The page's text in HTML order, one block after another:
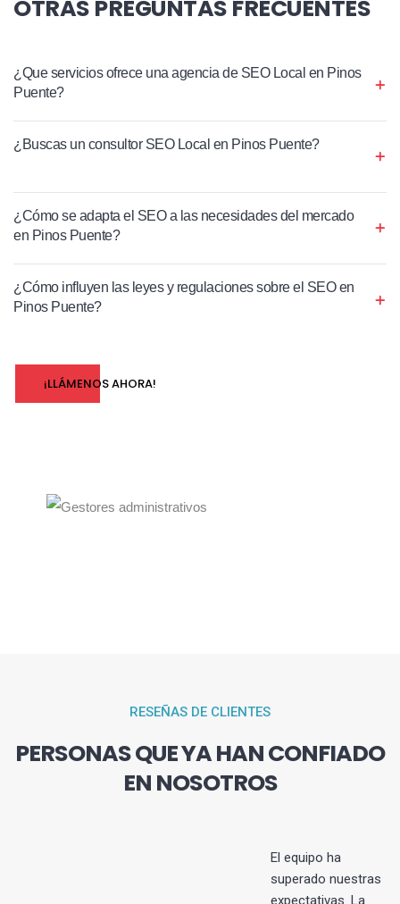
OTRAS PREGUNTAS FRECUENTES
¿Que servicios ofrece una agencia de SEO Local en Pinos
Puente?
¿Buscas un consultor SEO Local en Pinos Puente?
¿Cómo se adapta el SEO a las necesidades del mercado
en Pinos Puente?
¿Cómo influyen las leyes y regulaciones sobre el SEO en
Pinos Puente?
¡LLÁMENOS AHORA!
RESEÑAS DE CLIENTES
PERSONAS QUE YA HAN CONFIADO
EN NOSOTROS
El equipo ha
superado nuestras
expectativas. La